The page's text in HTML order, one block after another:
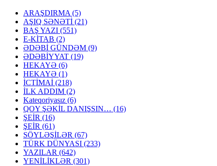
ARAŞDIRMA (5)
AŞIQ SƏNƏTİ (21)
BAŞ YAZI (551)
E-KİTAB (2)
ƏDƏBİ GÜNDƏM (9)
ƏDƏBİYYAT (19)
HEKAYƏ (6)
HEKAYƏ (1)
İCTİMAİ (218)
İLK ADDIM (2)
Kateqoriyasız (6)
QOY ŞƏKİL DANIŞSIN… (16)
ŞEİR (16)
ŞEİR (61)
SÖYLƏŞİLƏR (67)
TÜRK DÜNYASI (233)
YAZILAR (642)
YENİLİKLƏR (301)